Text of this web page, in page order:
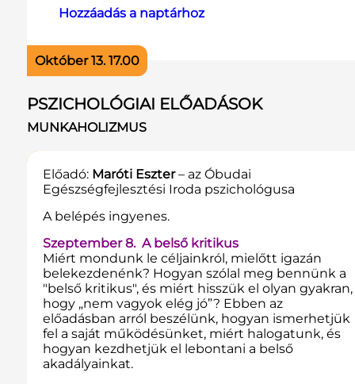
Október 13. 17.00
Hozzáadás a naptárhoz
PSZICHOLÓGIAI ELŐADÁSOK
MUNKAHOLIZMUS
Előadó: Maróti Eszter– az Óbudai
Egészségfejlesztési Iroda pszichológusa
A belépés ingyenes.
Szeptember 8. A belső kritikus
Miért mondunk le céljainkról, mielőtt igazán
belekezdenénk? Hogyan szólal meg bennünk a
"belső kritikus", és miért hisszük el olyan gyakran,
hogy „nem vagyok elég jó”? Ebben az
előadásban arról beszélünk, hogyan ismerhetjük
fel a saját működésünket, miért halogatunk, és
hogyan kezdhetjük el lebontani a belső
akadályainkat.